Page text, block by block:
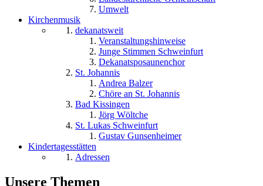
Umwelt
Kirchenmusik
dekanatsweit
Veranstaltungshinweise
Junge Stimmen Schweinfurt
Dekanatsposaunenchor
St. Johannis
Andrea Balzer
Chöre an St. Johannis
Bad Kissingen
Jörg Wöltche
St. Lukas Schweinfurt
Gustav Gunsenheimer
Kindertagesstätten
Adressen
Unsere Themen